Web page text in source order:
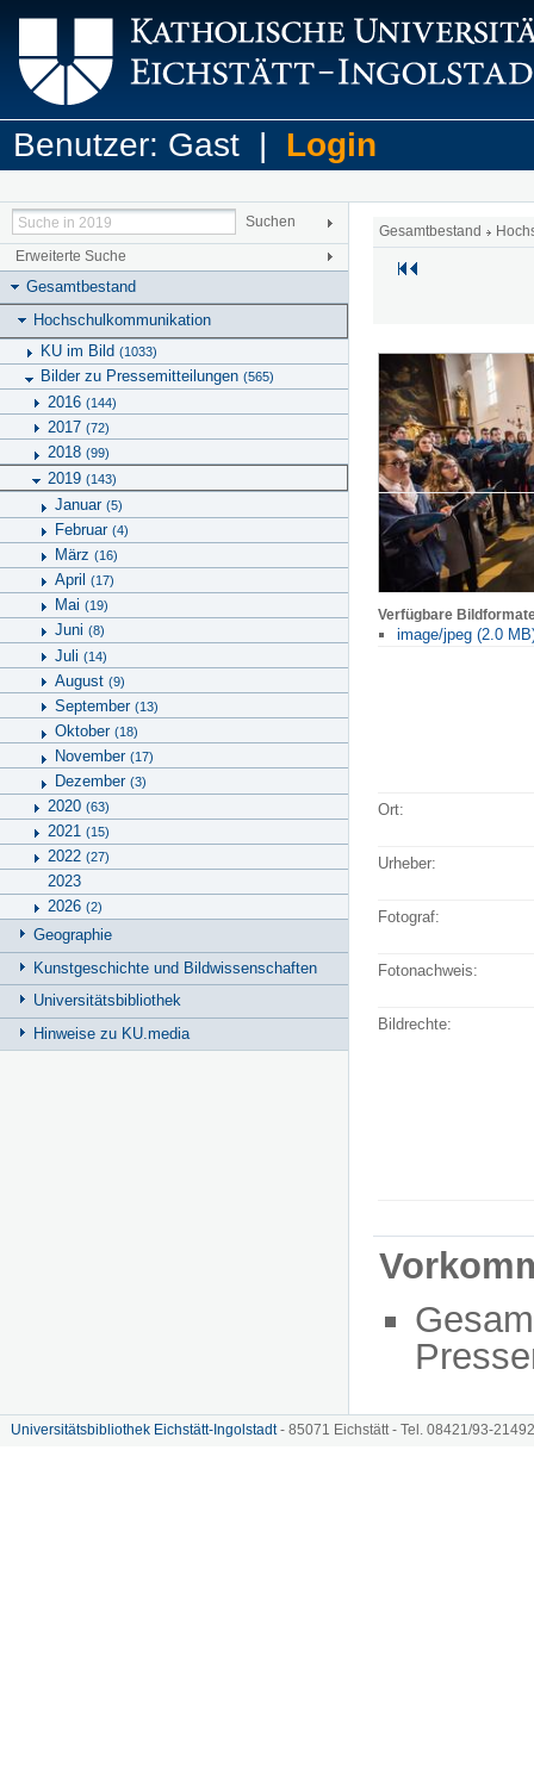
Benutzer: Gast | Login
Erweiterte Suche
Gesamtbestand
Hochschulkommunikation
KU im Bild (1033)
Bilder zu Pressemitteilungen (565)
2016 (144)
2017 (72)
2018 (99)
2019 (143)
Januar (5)
Februar (4)
März (16)
April (17)
Mai (19)
Juni (8)
Juli (14)
August (9)
September (13)
Oktober (18)
November (17)
Dezember (3)
2020 (63)
2021 (15)
2022 (27)
2023
2026 (2)
Geographie
Kunstgeschichte und Bildwissenschaften
Universitätsbibliothek
Hinweise zu KU.media
Gesamtbestand
Verfügbare
image/jpeg (2.0
Ort:
Urheber:
Fotograf:
Fotonachweis:
Bildrechte:
Universitätsbibliothek Eichstätt-Ingolstadt- 85071 Eichstätt - Tel. 08421/93-